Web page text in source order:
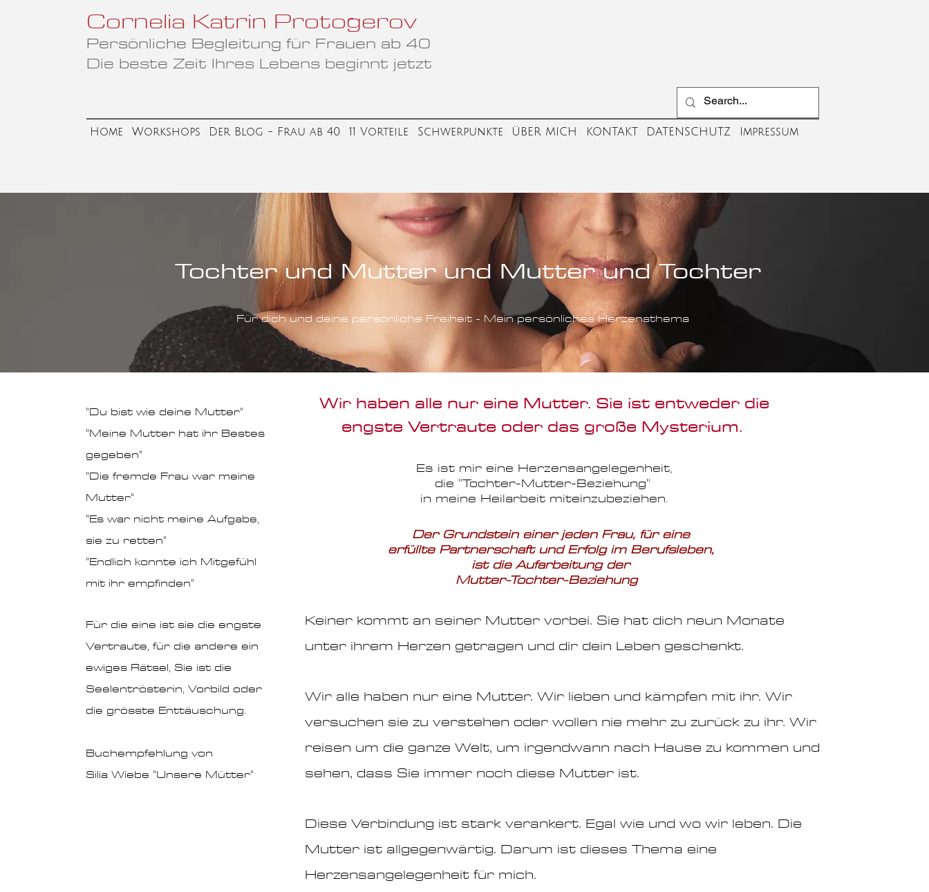
Cornelia Katrin Protogerov
Persönliche Begleitung für Frauen ab 40
Die beste Zeit Ihres Lebens beginnt jetzt
Home Workshops Der Blog - Frau ab 40 11 Vorteile Schwerpunkte ÜBER MICH KONTAKT DATENSCHUTZ Impressum
Tochter und Mutter und Mutter und Tochter
Für dich und deine persönliche Freiheit - Mein persönliches Herzensthema
"Du bist wie deine Mutter"
"Meine Mutter hat ihr Bestes
gegeben"
"Die fremde Frau war meine
Mutter"
"Es war nicht meine Aufgabe,
sie zu retten"
"Endlich konnte ich Mitgefühl
mit ihr empfinden"
Für die eine ist sie die engste
Vertraute, für die andere ein
ewiges Rätsel, Sie ist die
Seelentrösterin, Vorbild oder
die grösste Enttäuschung.
Buchempfehlung von
Silia Wiebe "Unsere Mütter"
Wir haben alle nur eine Mutter. Sie ist entweder die
engste Vertraute oder das große Mysterium.
Es ist mir eine Herzensangelegenheit,
die "Tochter-Mutter-Beziehung"
in meine Heilarbeit miteinzubeziehen.
​Der Grundstein einer jeden Frau, für eine
erfüllte Partnerschaft und Erfolg im Berufsleben,
ist die Aufarbeitung der
Mutter-Tochter-Beziehung
Keiner kommt an seiner Mutter vorbei. Sie hat dich neun Monate
unter ihrem Herzen getragen und dir dein Leben geschenkt.
Wir alle haben nur eine Mutter. Wir lieben und kämpfen mit ihr. Wir
versuchen sie zu verstehen oder wollen nie mehr zu zurück zu ihr. Wir
reisen um die ganze Welt, um irgendwann nach Hause zu kommen und
sehen, dass Sie immer noch diese Mutter ist.
Diese Verbindung ist stark verankert. Egal wie und wo wir leben. Die
Mutter ist allgegenwärtig. Darum ist dieses Thema eine
Herzensangelegenheit für mich.